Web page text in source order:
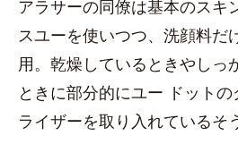
アラサーの同僚は基本のスキ
スユーを使いつつ、洗顔料だ
用。乾燥しているときやしっ
ときに部分的にユー ドット
ライザーを取り入れているそ